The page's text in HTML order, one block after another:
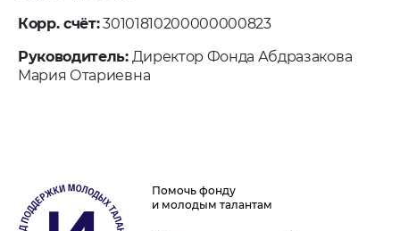
Корр. счёт:30101810200000000823
Руководитель:Директор Фонда Абдразакова
Мария Отариевна
Помочь фонду
и молодым талантам